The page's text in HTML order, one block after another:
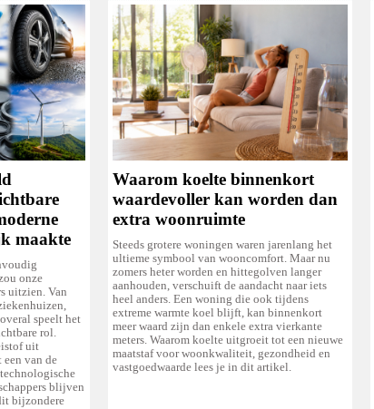
maakte
onze
uitzien. Van
speelt het
rol.
uit
van de
blijven
bijzondere
Waarom koelte binnenkort
waardevoller kan worden dan
extra woonruimte
Steeds grotere woningen waren jarenlang het
ultieme symbool van wooncomfort. Maar nu
zomers heter worden en hittegolven langer
aanhouden, verschuift de aandacht naar iets
heel anders. Een woning die ook tijdens
extreme warmte koel blijft, kan binnenkort
meer waard zijn dan enkele extra vierkante
meters. Waarom koelte uitgroeit tot een nieuwe
maatstaf voor woonkwaliteit, gezondheid en
vastgoedwaarde lees je in dit artikel.